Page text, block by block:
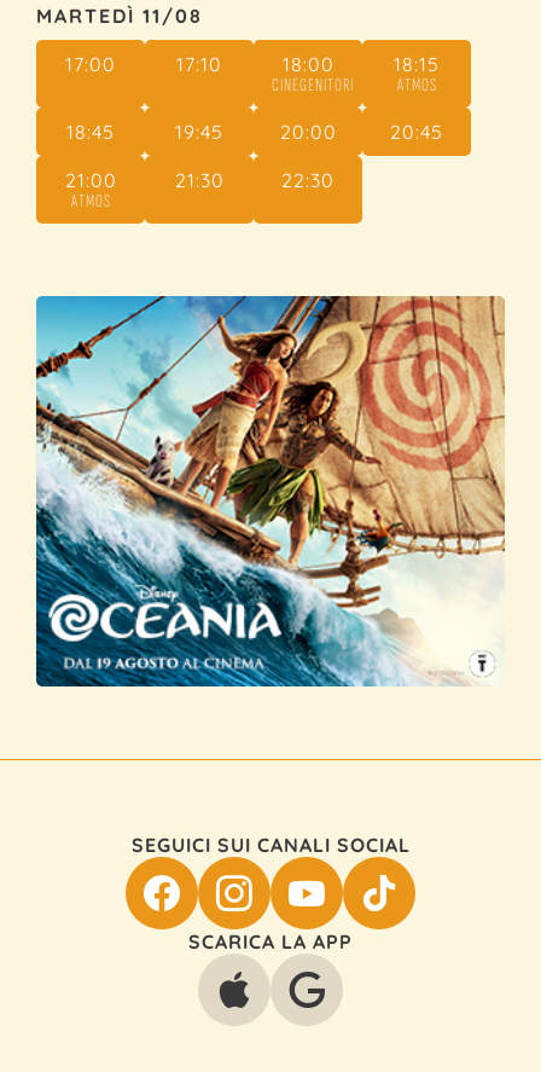
MARTEDÌ 11/08
17:00
17:10 18:00
CINEGENITORI
18:15
ATMOS
18:45 19:45 20:00
20:45
21:00
ATMOS
21:30 22:30
SEGUICI SUI CANALI SOCIAL
SCARICA LA APP